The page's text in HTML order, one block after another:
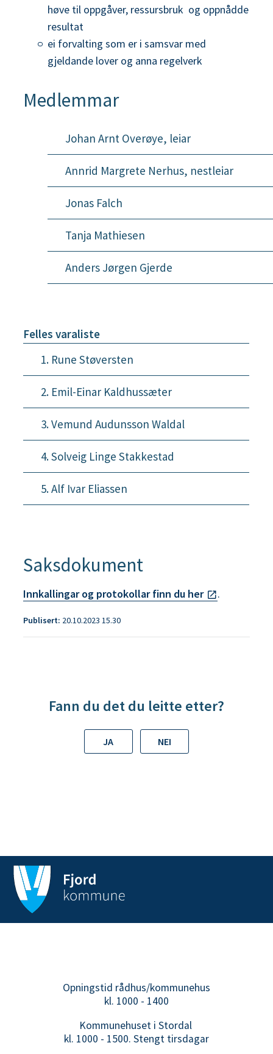
høve til oppgåver, ressursbruk og oppnådde
resultat
ei forvalting som er i samsvar med
gjeldande lover og anna regelverk
Medlemmar
Johan Arnt Overøye, leiar
Annrid Margrete Nerhus, nestleiar
Jonas Falch
Tanja Mathiesen
Anders Jørgen Gjerde
Felles varaliste
1. Rune Støversten
2. Emil-Einar Kaldhussæter
3. Vemund Audunsson Waldal
4. Solveig Linge Stakkestad
5. Alf Ivar Eliassen
Saksdokument
Innkallingar og protokollar finn du her .
Publisert 20.10.2023 15.30
Fann du det du leitte etter?
JA NEI
Opningstid rådhus/kommunehus
kl. 1000 - 1400
Kommunehuset i Stordal
kl. 1000 - 1500. Stengt tirsdagar